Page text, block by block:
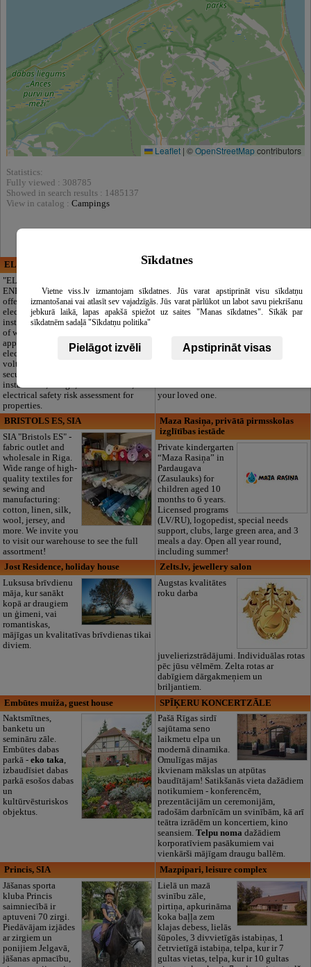
Leaflet | ©OpenStreetMapcontributors
Statistics:
Fully viewed : 308785
Showed in search results : 1485137
View in catalog : Campings
ELECTRIC ENERGY
"ELECTRIC
ENERGY Kandava"
offers full-range
electrical
installation, repair
of wiring,
appliances and
electronics, low-
voltage and
security systems
installation, design, measurements, and
electrical safety risk assessment for
properties.
CĒSU APBEDĪŠANAS
A respectful farewell
without extra
worries. We take
arrangements,
paperwork,
your loved one.
BRISTOLS ES, SIA
SIA "Bristols ES" -
fabric outlet and
wholesale in Riga.
Wide range of high-
quality textiles for
sewing and
manufacturing:
cotton, linen, silk,
wool, jersey, and
more. We invite you
to visit our warehouse to see the full
assortment!
Maza Rasiņa, privātā pirmsskolas
izglītības iestāde
Private kindergarten
“Maza Rasiņa” in
Pardaugava
(Zasulauks) for
children aged 10
months to 6 years.
Licensed programs
(LV/RU), logopedist, special needs
support, clubs, large green area, and 3
meals a day. Open all year round,
including summer!
Jost Residence, holiday house
Luksusa brīvdienu
māja, kur sanākt
kopā ar draugiem
un ģimeni, vai
romantiskas,
mājīgas un kvalitatīvas brīvdienas tikai
diviem.
Zelts.lv, jewellery salon
Augstas kvalitātes
roku darba
juvelierizstrādājumi. Individuālas rotas
pēc jūsu vēlmēm. Zelta rotas ar
dabīgiem dārgakmeņiem un
briljantiem.
Embūtes muiža, guest house
Naktsmītnes,
banketu un
semināru zāle.
Embūtes dabas
parkā - eko taka,
izbaudīsiet dabas
parkā esošos dabas
un
kultūrvēsturiskos
objektus.
SPĪĶERU KONCERTZĀLE
Pašā Rīgas sirdī
sajūtama seno
laikmetu elpa un
modernā dinamika.
Omulīgas mājas
ikvienam mākslas un atpūtas
baudītājam! Satikšanās vieta dažādiem
notikumiem - konferencēm,
prezentācijām un ceremonijām,
radošām darbnīcām un svinībām, kā arī
teātra izrādēm un koncertiem, kino
seansiem.Telpu noma dažādiem
korporatīviem pasākumiem vai
vienkārši mājīgam draugu ballēm.
Princis, SIA
Jāšanas sporta
kluba Princis
saimniecībā ir
aptuveni 70 zirgi.
Piedāvājam izjādes
ar zirgiem un
ponijiem Jelgavā,
jāšanas apmacību,
Mazpipari, leisure complex
Lielā un mazā
svinību zāle,
pirtiņa, apkurināma
koka baļļa zem
klajas debess, lielās
šūpoles, 3 divvietīgās istabiņas, 1
četrvietīgā istabiņa, telpa, kur ir 7
gultas vietas, telpa, kur ir 10 gultas
Sīkdatnes
Vietne viss.lv izmantojam sīkdatnes. Jūs varat apstiprināt visu sīkdatņu
izmantošanai vai atlasīt sev vajadzīgās. Jūs varat pārlūkot un labot savu piekrišanu
jebkurā laikā, lapas apakšā spiežot uz saites "Manas sīkdatnes". Sīkāk par
sīkdatnēm sadaļā "Sīkdatņu politika"
Pielāgot izvēli Apstiprināt visas